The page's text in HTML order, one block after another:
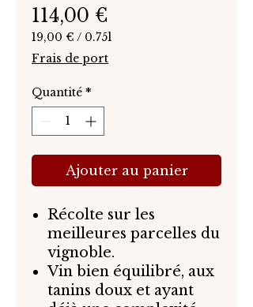
114,00 €
19,00 € / 0.75l
19,00 €
pour
Litres
Frais de port
Quantité *
Ajouter au panier
Récolte sur les
meilleures parcelles du
vignoble.
Vin bien équilibré, aux
tanins doux et ayant